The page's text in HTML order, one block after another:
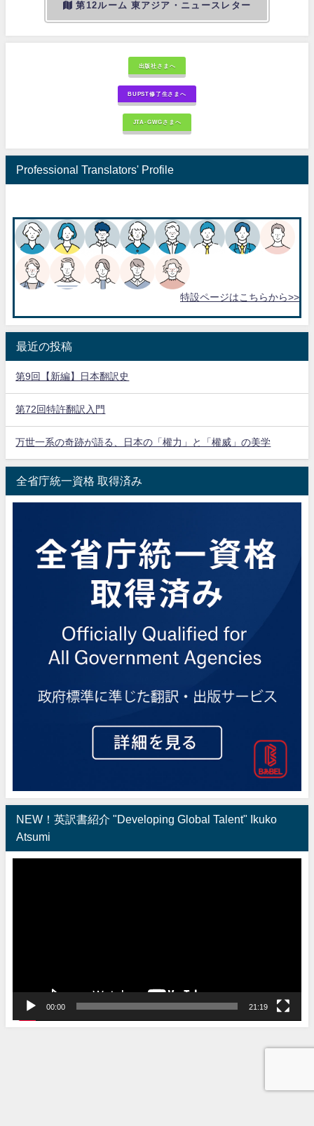
第12ルーム 東アジア・ニュースレター
出版社さまへ
BUPST修了生さまへ
JTA-GWGさまへ
Professional Translators' Profile
特設ページはこちらから>>
最近の投稿
第9回【新編】日本翻訳史
第72回特許翻訳入門
万世一系の奇跡が語る、日本の「權力」と「權威」の美学
全省庁統一資格 取得済み
NEW！英訳書紹介 "Developing Global Talent" Ikuko
Atsumi
00:00 21:19